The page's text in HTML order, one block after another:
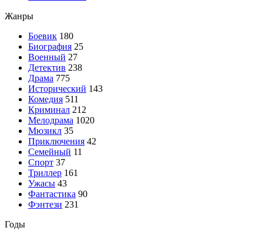
Жанры
Боевик 180
Биография 25
Военный 27
Детектив 238
Драма 775
Исторический 143
Комедия 511
Криминал 212
Мелодрама 1020
Мюзикл 35
Приключения 42
Семейный 11
Спорт 37
Триллер 161
Ужасы 43
Фантастика 90
Фэнтези 231
Годы